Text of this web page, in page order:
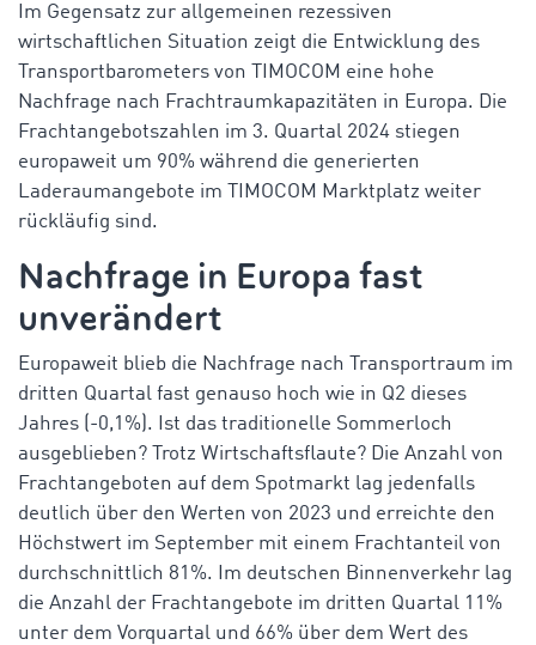
Im Gegensatz zur allgemeinen rezessiven
wirtschaftlichen Situation zeigt die Entwicklung des
Transportbarometers von TIMOCOM eine hohe
Nachfrage nach Frachtraumkapazitäten in Europa. Die
Frachtangebotszahlen im 3. Quartal 2024 stiegen
europaweit um 90% während die generierten
Laderaumangebote im TIMOCOM Marktplatz weiter
rückläufig sind.
Nachfrage in Europa fast
unverändert
Europaweit blieb die Nachfrage nach Transportraum im
dritten Quartal fast genauso hoch wie in Q2 dieses
Jahres (-0,1%). Ist das traditionelle Sommerloch
ausgeblieben? Trotz Wirtschaftsflaute? Die Anzahl von
Frachtangeboten auf dem Spotmarkt lag jedenfalls
deutlich über den Werten von 2023 und erreichte den
Höchstwert im September mit einem Frachtanteil von
durchschnittlich 81%. Im deutschen Binnenverkehr lag
die Anzahl der Frachtangebote im dritten Quartal 11%
unter dem Vorquartal und 66% über dem Wert des